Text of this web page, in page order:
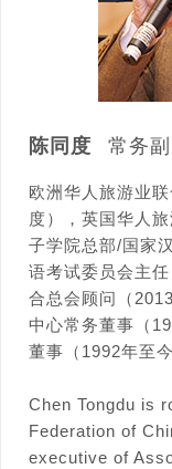
陈同度 常务
欧洲华人旅游业
度），英国华人
子学院总部/国家
语考试委员会主
合总会顾问（
中心常务董事（
董事（1992年至今
Chen Tongdu is
Federation of
executive of